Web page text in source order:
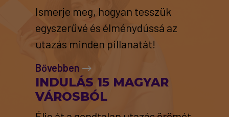
Ismerje meg, hogyan tesszük
egyszerűvé és élménydússá az
utazás minden pillanatát!
Bővebben
INDULÁS 15 MAGYAR
VÁROSBÓL